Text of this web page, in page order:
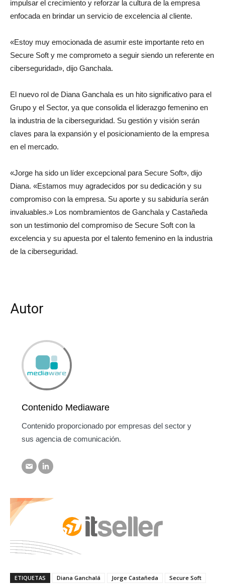
impulsar el crecimiento y reforzar la cultura de la empresa
enfocada en brindar un servicio de excelencia al cliente.
«Estoy muy emocionada de asumir este importante reto en
Secure Soft y me comprometo a seguir siendo un referente en
ciberseguridad», dijo Ganchala.
El nuevo rol de Diana Ganchala es un hito significativo para el
Grupo y el Sector, ya que consolida el liderazgo femenino en
la industria de la ciberseguridad. Su gestión y visión serán
claves para la expansión y el posicionamiento de la empresa
en el mercado.
«Jorge ha sido un líder excepcional para Secure Soft», dijo
Diana. «Estamos muy agradecidos por su dedicación y su
compromiso con la empresa. Su aporte y su sabiduría serán
invaluables.» Los nombramientos de Ganchala y Castañeda
son un testimonio del compromiso de Secure Soft con la
excelencia y su apuesta por el talento femenino en la industria
de la ciberseguridad.
Autor
Contenido Mediaware
Contenido proporcionado por empresas del sector y
sus agencia de comunicación.
ETIQUETAS Diana Ganchalá Jorge Castañeda Secure Soft